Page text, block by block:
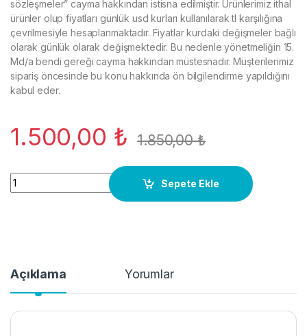
sözleşmeler” cayma hakkından istisna edilmiştir. Ürünlerimiz ithal
ürünler olup fiyatları günlük usd kurları kullanılarak tl karşılığına
çevrilmesiyle hesaplanmaktadır. Fiyatlar kurdaki değişmeler bağlı
olarak günlük olarak değişmektedir. Bu nedenle yönetmeliğin 15.
Md/a bendi gereği cayma hakkından müstesnadır. Müşterilerimiz
sipariş öncesinde bu konu hakkında ön bilgilendirme yapıldığını
kabul eder.
1.500,00 ₺ 1.850,00₺
1J0129594D TURBO HORTUMU 1,4 16V AKQ MOTOR VW
Sepete Ekle
Açıklama Yorumlar